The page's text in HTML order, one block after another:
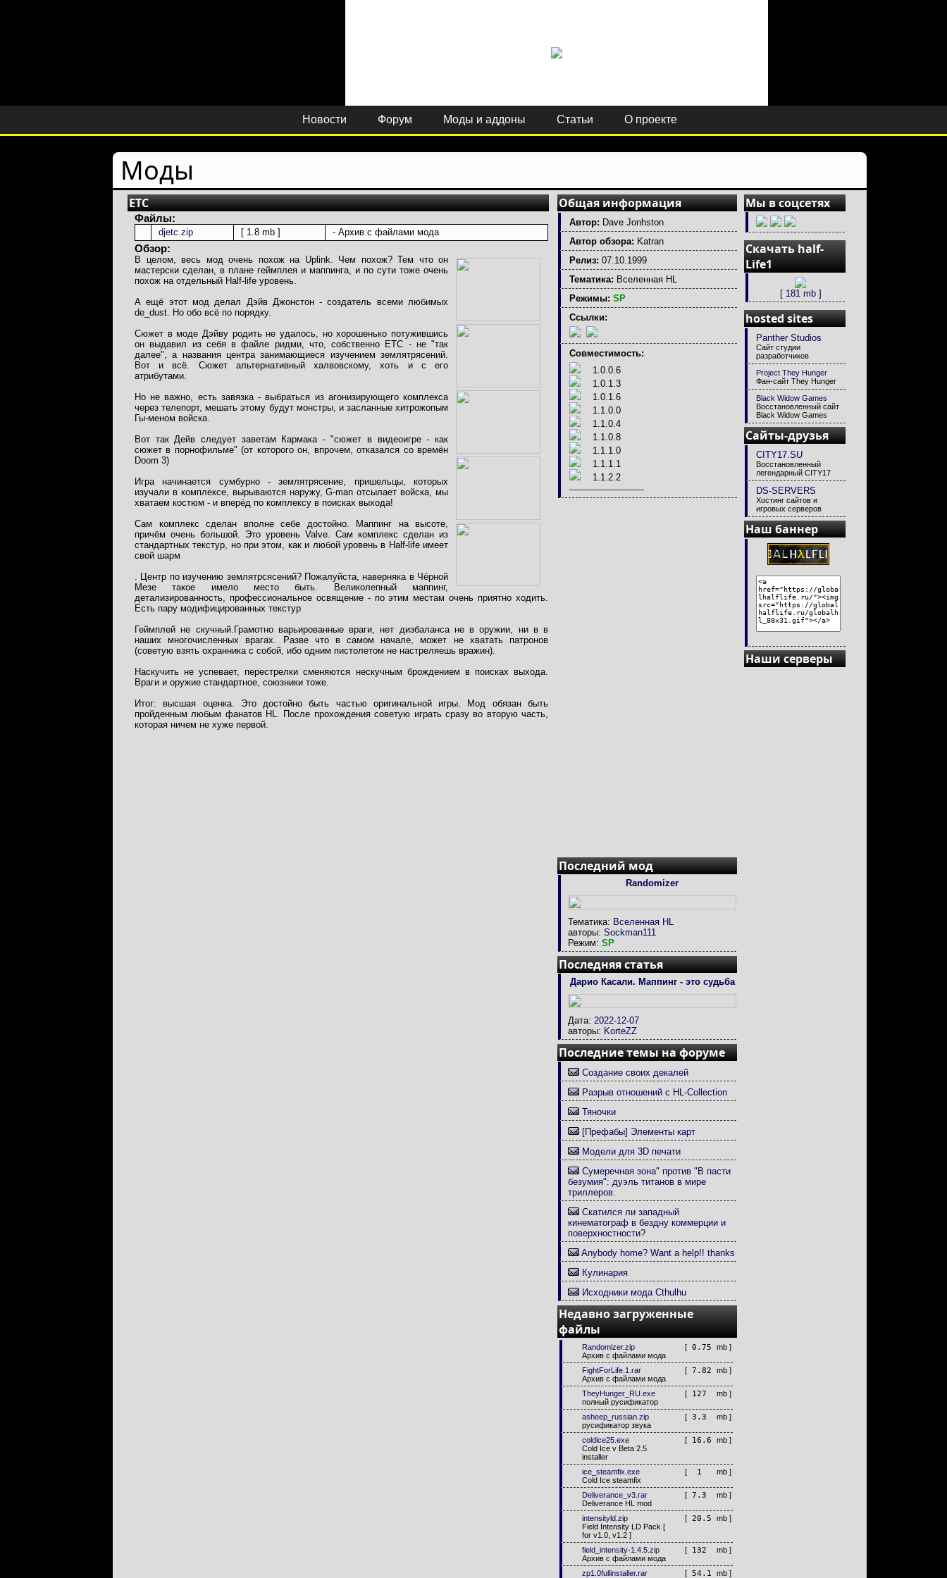
Новости Форум Моды и аддоны Статьи О проекте
Моды
ETC
Файлы:
djetc.zip [ 1.8 mb ] - Архив с файлами мода
Обзор:
В целом, весь мод очень похож на Uplink. Чем похож? Тем что он
мастерски сделан, в плане геймплея и маппинга, и по сути тоже очень
похож на отдельный Half-life уровень.
А ещё этот мод делал Дэйв Джонстон - создатель всеми любимых
de_dust. Но обо всё по порядку.
Сюжет в моде Дэйву родить не удалось, но хорошенько потужившись
он выдавил из себя в файле ридми, что, собственно ETC - не "так
далее", а названия центра занимающиеся изучением землятрясений.
Вот и всё. Сюжет альтернативный халвовскому, хоть и с его
атрибутами.
Но не важно, есть завязка - выбраться из агонизирующего комплекса
через телепорт, мешать этому будут монстры, и засланные хитрожопым
Гы-меном войска.
Вот так Дейв следует заветам Кармака - "сюжет в видеоигре - как
сюжет в порнофильме" (от которого он, впрочем, отказался со времён
Doom 3)
Игра начинается сумбурно - землятрясение, пришельцы, которых
изучали в комплексе, вырываются наружу, G-man отсылает войска, мы
хватаем костюм - и вперёд по комплексу в поисках выхода!
Сам комплекс сделан вполне себе достойно. Маппинг на высоте,
причём очень большой. Это уровень Valve. Сам комплекс сделан из
стандартных текстур, но при этом, как и любой уровень в Half-life имеет
свой шарм
. Центр по изучению землятрсясений? Пожалуйста, наверняка в Чёрной
Мезе такое имело место быть. Великолепный маппинг,
детализированность, профессиональное освящение - по этим местам очень приятно ходить.
Есть пару модифицированных текстур
Геймплей не скучный.Грамотно варьированные враги, нет дизбаланса не в оружии, ни в в
наших многочисленных врагах. Разве что в самом начале, может не хватать патронов
(советую взять охранника с собой, ибо одним пистолетом не настреляешь вражин).
Наскучить не успевает, перестрелки сменяются нескучным брождением в поисках выхода.
Враги и оружие стандартное, союзники тоже.
Итог: высшая оценка. Это достойно быть частью оригинальной игры. Мод обязан быть
пройденным любым фанатов HL. После прохождения советую играть сразу во вторую часть,
которая ничем не хуже первой.
Общая информация
Автор: Dave Jonhston
Автор обзора: Katran
Релиз: 07.10.1999
Тематика: Вселенная HL
Режимы: SP
Ссылки:
Совместимость:
1.0.0.6
1.0.1.3
1.0.1.6
1.1.0.0
1.1.0.4
1.1.0.8
1.1.1.0
1.1.1.1
1.1.2.2
Последний мод
Randomizer
Тематика: Вселенная HL
авторы: Sockman111
Режим: SP
Последняя статья
Дарио Касали. Маппинг - это судьба
Дата: 2022-12-07
авторы: KorteZZ
Последние темы на форуме
Создание своих декалей
Разрыв отношений с HL-Collection
Тяночки
[Префабы] Элементы карт
Модели для 3D печати
Сумеречная зона" против "В пасти
безумия": дуэль титанов в мире
триллеров.
Скатился ли западный
кинематограф в бездну коммерции и
поверхностности?
Anybody home? Want a help!! thanks
Кулинария
Исходники мода Cthulhu
Недавно загруженные
файлы
Randomizer.zip
Архив с файлами мода
[ 0.75 mb ]
FightForLife.1.rar
Архив с файлами мода
[ 7.82 mb ]
TheyHunger_RU.exe
полный русификатор
[ 127 mb ]
asheep_russian.zip
русификатор звука
[ 3.3 mb ]
coldice25.exe
Cold Ice v Beta 2.5
installer
[ 16.6 mb ]
ice_steamfix.exe
Cold Ice steamfix
[ 1 mb ]
Deliverance_v3.rar
Deliverance HL mod
[ 7.3 mb ]
intensityld.zip
Field Intensity LD Pack [
for v1.0, v1.2 ]
[ 20.5 mb ]
field_intensity-1.4.5.zip
Архив с файлами мода
[ 132 mb ]
zp1.0fullinstaller.rar
[ 54.1 mb ]
Мы в соцсетях
Скачать half-
Life1
[ 181 mb ]
hosted sites
Panther Studios
Сайт студии
разработчиков
Project They Hunger
Фан-сайт They Hunger
Black Widow Games
Восстановленный сайт
Black Widow Games
Сайты-друзья
CITY17.SU
Восстановленный
легендарный CITY17
DS-SERVERS
Хостинг сайтов и
игровых серверов
Наш баннер
Наши серверы